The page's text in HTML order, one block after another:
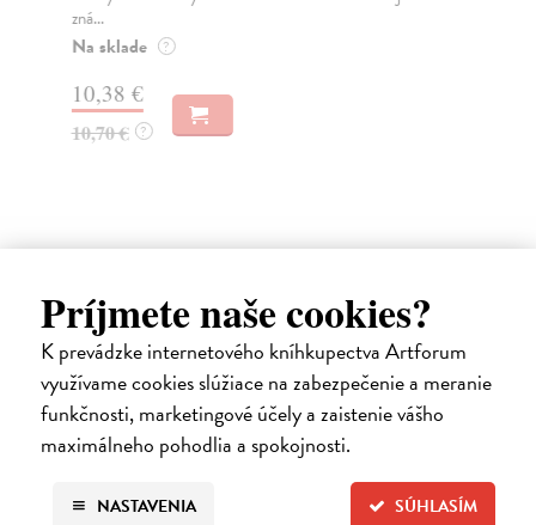
Príjmete naše cookies?
K prevádzke internetového kníhkupectva Artforum
využívame cookies slúžiace na zabezpečenie a meranie
funkčnosti, marketingové účely a zaistenie vášho
maximálneho pohodlia a spokojnosti.
SÚHLASÍM
NASTAVENIA
zná...
Na sklade ?
10,38 €
10,70 € ?
Ďalšie z kategórie slovenské a
české dejiny